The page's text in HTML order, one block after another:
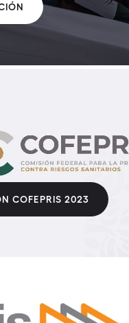
COFEPRIS 2023